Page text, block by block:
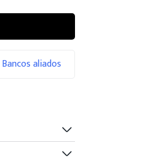
Bancos aliados